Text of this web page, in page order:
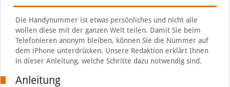
Die Handynummer ist etwas persönliches und nicht alle
wollen diese mit der ganzen Welt teilen. Damit Sie beim
Telefonieren anonym bleiben, können Sie die Nummer auf
dem iPhone unterdrücken. Unsere Redaktion erklärt Ihnen
in dieser Anleitung, welche Schritte dazu notwendig sind.
Anleitung